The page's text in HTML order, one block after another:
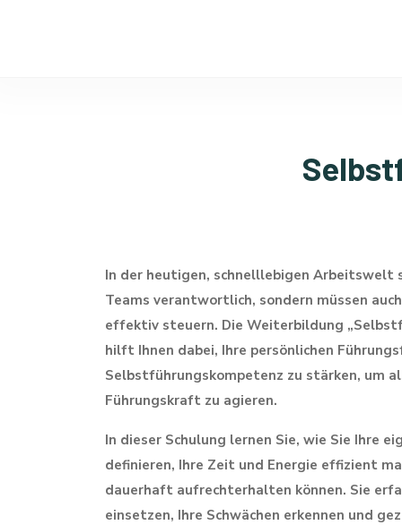
In der heutigen, schnelllebigen Arbeitswelt
Teams verantwortlich, sondern müssen
effektiv steuern. Die Weiterbildung
hilft Ihnen dabei, Ihre persönlichen
Selbstführungskompetenz zu stärken, um
Führungskraft zu agieren.
In dieser Schulung lernen Sie, wie Sie Ihre
definieren, Ihre Zeit und Energie effizient
dauerhaft aufrechterhalten können. Sie
einsetzen, Ihre Schwächen erkennen und